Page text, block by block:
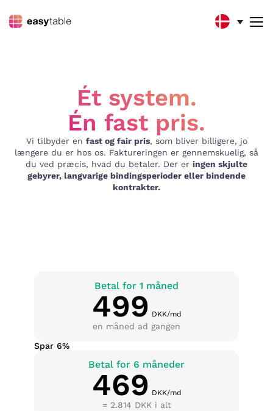
Ét system.
Én fast pris.
Vi tilbyder en fast og fair pris, som bliver billigere, jo
længere du er hos os. Faktureringen er gennemskuelig, så
du ved præcis, hvad du betaler. Der er ingen skjulte
gebyrer, langvarige bindingsperioder eller bindende
kontrakter.
Betal for 1 måned
499 DKK/md
en måned ad gangen
Spar 6%
Betal for 6 måneder
469 DKK/md
= 2.814 DKK i alt